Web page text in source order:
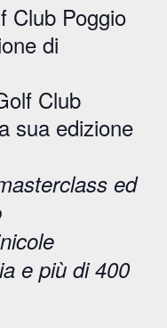
Club Poggio
di
Club
sua edizione
ed
e più di 400